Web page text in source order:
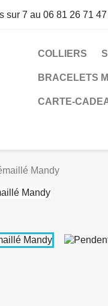
sur 7 au 06 81 26 71
COLLIERS
BRACELETS
CARTE-
Mandy